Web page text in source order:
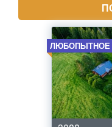
ЛЮБОПЫТНОЕ